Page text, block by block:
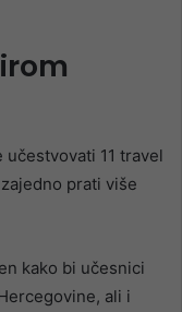
11 travel
prati više
kako bi učesnici
ali i